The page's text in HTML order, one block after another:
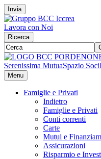
Invia
Lavora con Noi
Ricerca
Serenissima MutuaSpazio Soci
Menu
Famiglie e Privati
Indietro
Famiglie e Privati
Conti correnti
Carte
Mutui e
Assicurazioni
Risparmio e